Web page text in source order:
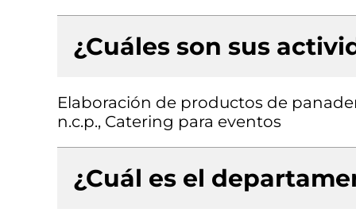
¿Cuáles son sus
Elaboración de productos de
n.c.p., Catering para eventos
¿Cuál es el